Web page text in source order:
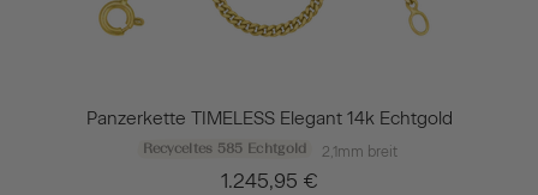
Panzerkette TIMELESS Elegant 14k Echtgold
Recyceltes 585 Echtgold 2,1mm breit
1.245,95 €